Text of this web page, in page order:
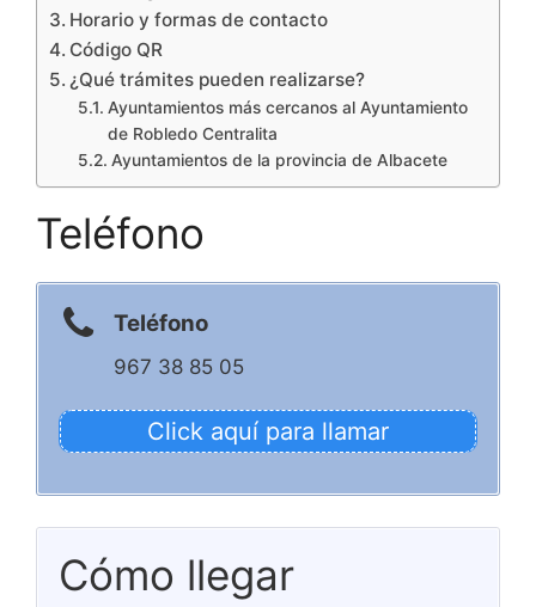
Horario y formas de contacto
Código QR
¿Qué trámites pueden realizarse?
Ayuntamientos más cercanos al Ayuntamiento
de Robledo Centralita
Ayuntamientos de la provincia de Albacete
Teléfono
Teléfono
967 38 85 05
Click aquí para llamar
Cómo llegar